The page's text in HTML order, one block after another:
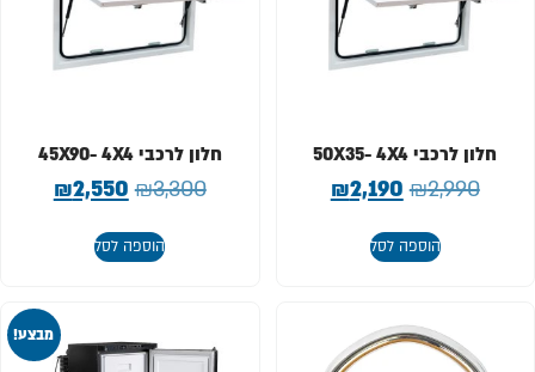
חלון לרכבי 50X35- 4X4
₪2,990
₪2,190
הוספה לסל
חלון לרכבי 45X90- 4X4
₪3,300
₪2,550
הוספה לסל
מבצע!